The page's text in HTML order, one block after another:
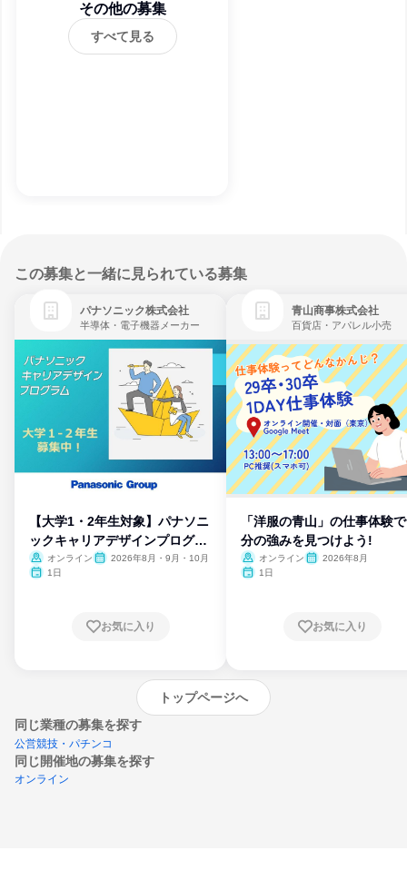
その他の募集
すべて見る
この募集と一緒に見られている募集
パナソニック株式会社
半導体・電子機器メーカー
【大学1・2年生対象】パナソニ
ックキャリアデザインプログラ
ム
オンライン
2026年8月・9月・10月
1日
お気に入り
青山商事株式会社
百貨店・アパレル小売
「洋服の青山」の仕事体験
分の強みを見つけよう!
オンライン
2026年8月
1日
お気に入り
トップページへ
同じ業種の募集を探す
公営競技・パチンコ
同じ開催地の募集を探す
オンライン